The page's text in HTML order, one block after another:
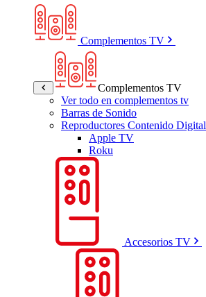
Complementos TV
Complementos TV
Ver todo en complementos tv
Barras de Sonido
Reproductores Contenido Digital
Apple TV
Roku
Accesorios TV